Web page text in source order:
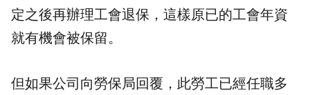
定之後再辦理工會退保，這樣原已的工會年資
就有機會被保留。
但如果公司向勞保局回覆，此勞工已經任職多